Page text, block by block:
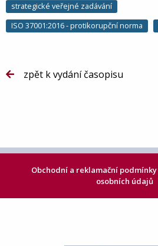
strategické veřejné zadávání
ISO 37001:2016 - protikorupční norma
zpět k vydání časopisu
Obchodní a reklamační podmínky
osobních údajů